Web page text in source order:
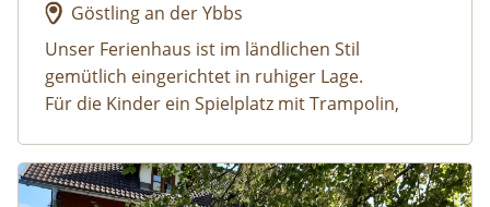
Göstling an der Ybbs
Unser Ferienhaus ist im ländlichen Stil
gemütlich eingerichtet in ruhiger Lage.
Für die Kinder ein Spielplatz mit Trampolin,
Schwebebalken, Reck, 2 Go-Kard......
In Göstling, imYbbstaler Solebadausspannen,
Urlaub am Bauernhof: Oberrehau